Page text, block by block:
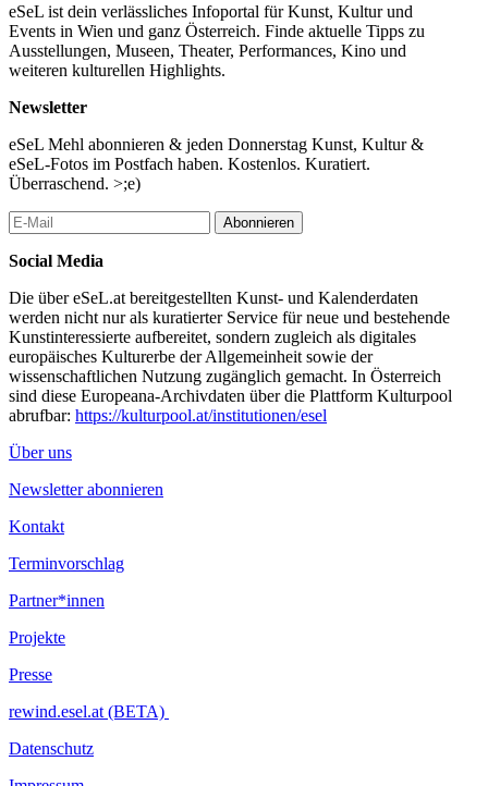
eSeL ist dein verlässliches Infoportal für Kunst, Kultur und
Events in Wien und ganz Österreich. Finde aktuelle Tipps zu
Ausstellungen, Museen, Theater, Performances, Kino und
weiteren kulturellen Highlights.
Newsletter
eSeL Mehl abonnieren & jeden Donnerstag Kunst, Kultur &
eSeL-Fotos im Postfach haben. Kostenlos. Kuratiert.
Überraschend. >;e)
Abonnieren
Social Media
Die über eSeL.at bereitgestellten Kunst- und Kalenderdaten
werden nicht nur als kuratierter Service für neue und bestehende
Kunstinteressierte aufbereitet, sondern zugleich als digitales
europäisches Kulturerbe der Allgemeinheit sowie der
wissenschaftlichen Nutzung zugänglich gemacht. In Österreich
sind diese Europeana-Archivdaten über die Plattform Kulturpool
abrufbar: https://kulturpool.at/institutionen/esel
Über uns
Newsletter abonnieren
Kontakt
Terminvorschlag
Partner*innen
Projekte
Presse
rewind.esel.at (BETA)
Datenschutz